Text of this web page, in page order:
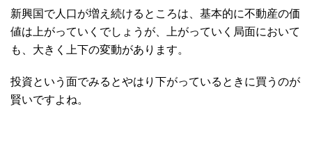
新興国で人口が増え続けるところは、基本的に不動産の価
値は上がっていくでしょうが、上がっていく局面において
も、大きく上下の変動があります。
投資という面でみるとやはり下がっているときに買うのが
賢いですよね。